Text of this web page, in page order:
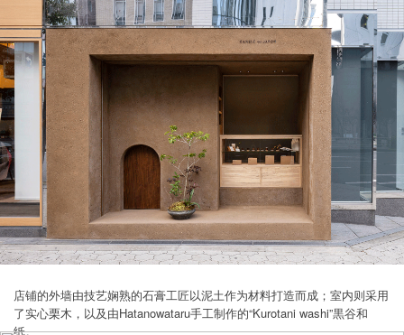
店铺的外墙由技艺娴熟的石膏工匠以泥土作为材料打造而成；室内则采用
了实心栗木，以及由Hatanowataru手工制作的“Kurotani washi”黒谷和
纸。